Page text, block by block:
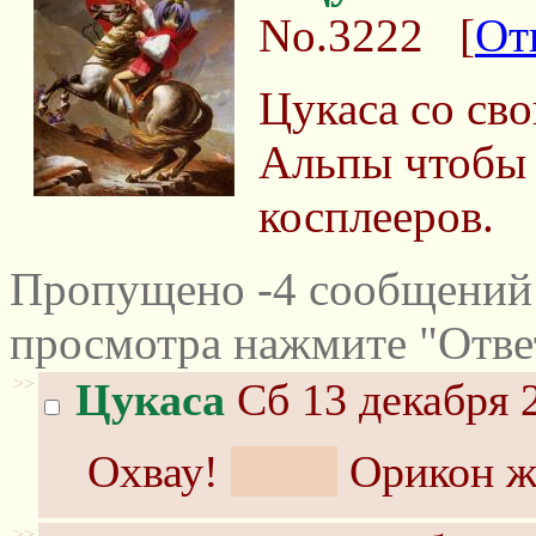
No.3222 [
Цукаса со
Альпы чтобы
косплееров.
Пропущено -4
просмотра нажмите
>> Цукаса Сб 13 декабря
Охвау!
Орикон